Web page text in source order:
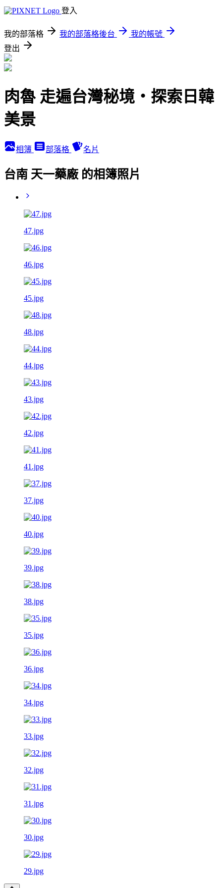
登入
我的部落格 我的部落格後台
我的帳號
登出
肉魯 走遍台灣秘境・探索日韓
美景
相簿 部落格 名片
台南 天一藥廠 的相簿照片
47.jpg
46.jpg
45.jpg
48.jpg
44.jpg
43.jpg
42.jpg
41.jpg
37.jpg
40.jpg
39.jpg
38.jpg
35.jpg
36.jpg
34.jpg
33.jpg
32.jpg
31.jpg
30.jpg
29.jpg